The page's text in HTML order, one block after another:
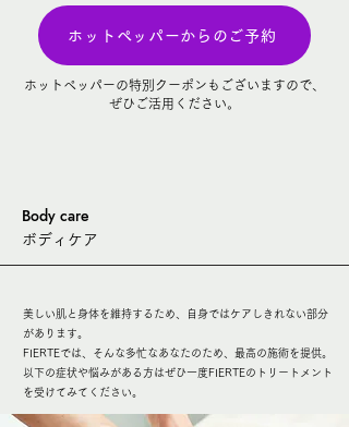
ホットペッパーからのご予約
ホットペッパーの特別クーポンもございますので、
​ぜひご活用ください。
​Body care
ボディケア
美しい肌と身体を維持するため、自身ではケアしきれない部分
があります。
FIERTEでは、そんな多忙なあなたのため、最高の施術を提供。
​以下の症状や悩みがある方はぜひ一度FIERTEのトリートメント
を受けてみてください。